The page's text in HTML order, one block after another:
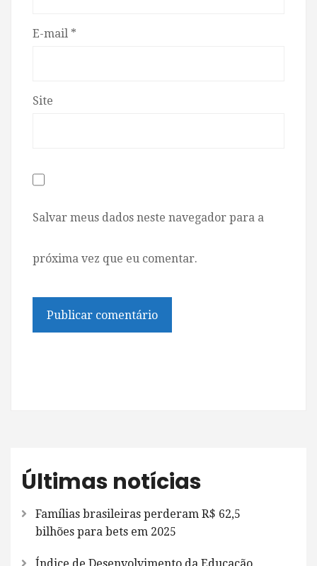
E-mail *
Site
Salvar meus dados neste navegador para a
próxima vez que eu comentar.
Últimas notícias
Famílias brasileiras perderam R$ 62,5
bilhões para bets em 2025